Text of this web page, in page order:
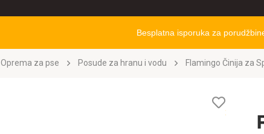
Besplatna isporuka za
Oprema za pse Posude za hranu i vodu Flamingo Činija za
želja